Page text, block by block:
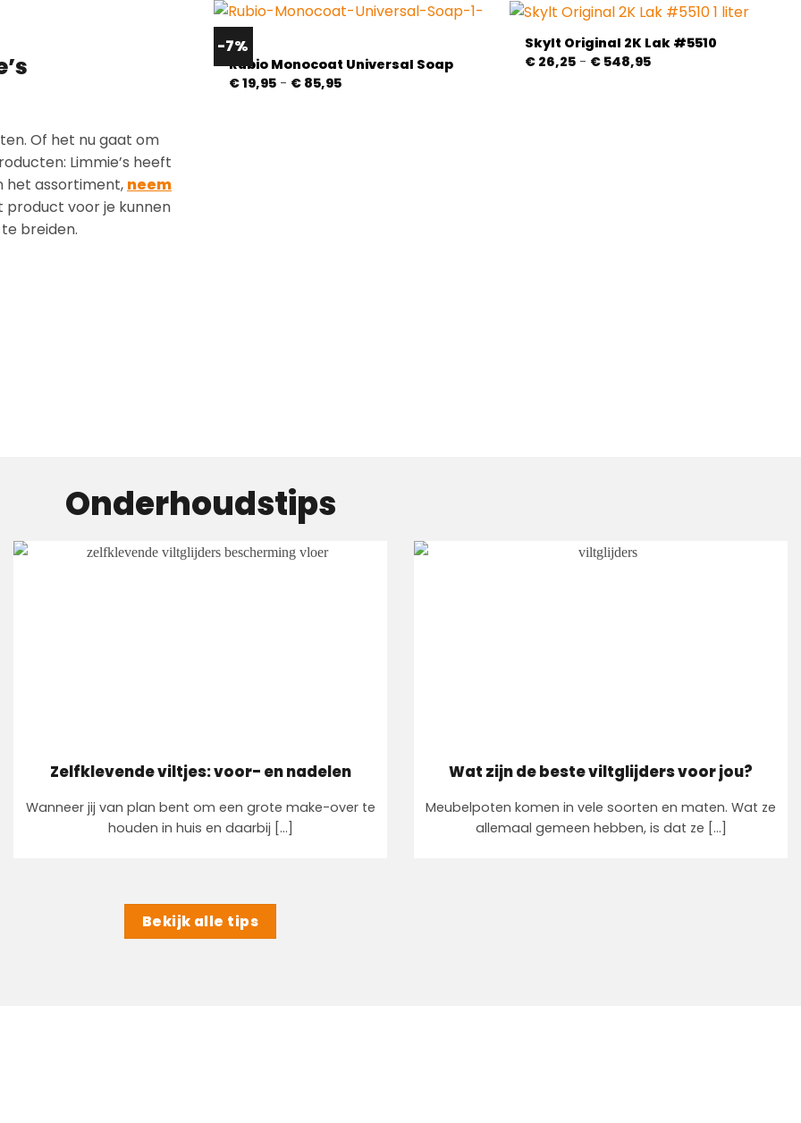
Of het nu gaat om
Limmie’s heeft
het assortiment, neem
product voor je kunnen
breiden.
-7%
Rubio Monocoat Universal Soap
€19,95 - € 85,95Prijsklasse:
Skylt Original 2K Lak #5510
€ 26,25 - € 548,95Prijsklasse:
Onderhoudstips
Zelfklevende viltjes: voor- en nadelen
Wanneer jij van plan bent om een grote make-over te
houden in huis en daarbij [...]
Wat zijn de beste viltglijders voor jou?
Meubelpoten komen in vele soorten en maten. Wat ze
allemaal gemeen hebben, is dat ze [...]
Bekijk alle tips